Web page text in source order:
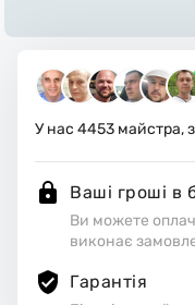
матеріали. Виконавці
обоче місце.
У нас 4453 майстра,
Ваші гроші в
Ви можете
виконає
Гарантія